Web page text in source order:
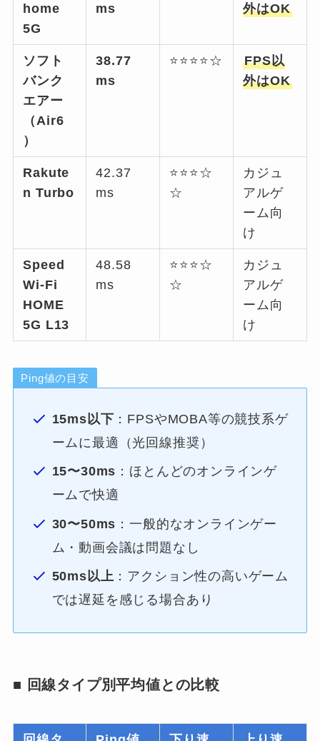
home
5G
ms
外はOK
ソフト
バンク
エアー
（Air6
）
38.77
ms
⭐⭐⭐⭐☆
FPS以
外はOK
Rakute
n Turbo
42.37
ms
⭐⭐⭐☆
☆
カジュ
アルゲ
ーム向
け
Speed
Wi-Fi
HOME
5G L13
48.58
ms
⭐⭐⭐☆
☆
カジュ
アルゲ
ーム向
け
Ping値の目安
15ms以下 ：FPSやMOBA等の競技系ゲ
ームに最適（光回線推奨）
15〜30ms ：ほとんどのオンラインゲ
ームで快適
30〜50ms ：一般的なオンラインゲー
ム・動画会議は問題なし
50ms以上 ：アクション性の高いゲーム
では遅延を感じる場合あり
■ 回線タイプ別平均値との比較